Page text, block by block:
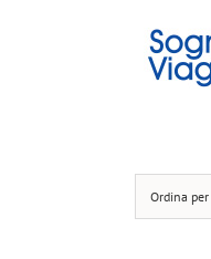
Ordina per